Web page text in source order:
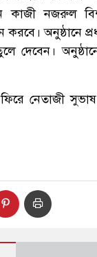
নজরুল
করবে। অনুষ্ঠানে
দেবেন।
নেতাজী